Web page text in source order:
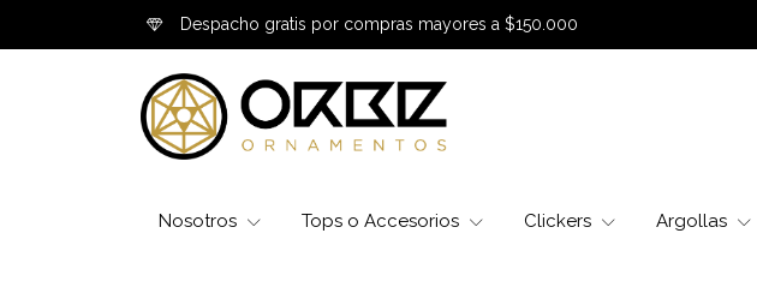
Despacho gratis por compras mayores a $150.000
Nosotros Tops o Accesorios Clickers Argollas